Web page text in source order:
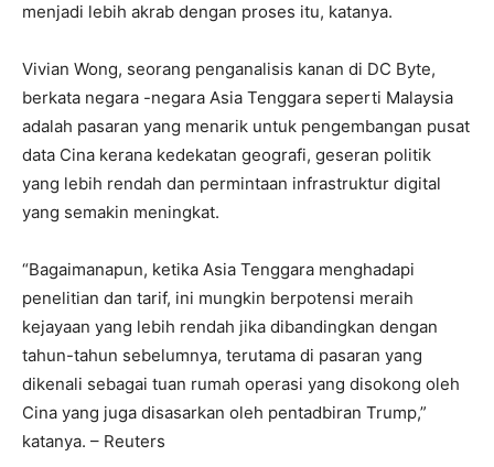
menjadi lebih akrab dengan proses itu, katanya.
Vivian Wong, seorang penganalisis kanan di DC Byte,
berkata negara -negara Asia Tenggara seperti Malaysia
adalah pasaran yang menarik untuk pengembangan pusat
data Cina kerana kedekatan geografi, geseran politik
yang lebih rendah dan permintaan infrastruktur digital
yang semakin meningkat.
“Bagaimanapun, ketika Asia Tenggara menghadapi
penelitian dan tarif, ini mungkin berpotensi meraih
kejayaan yang lebih rendah jika dibandingkan dengan
tahun-tahun sebelumnya, terutama di pasaran yang
dikenali sebagai tuan rumah operasi yang disokong oleh
Cina yang juga disasarkan oleh pentadbiran Trump,”
katanya. – Reuters